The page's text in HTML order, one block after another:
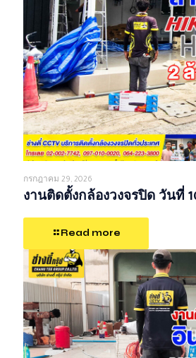
กรกฎาคม 29, 2026
งานติดตั้งกล้องวงจรปิด วันที่
Read more